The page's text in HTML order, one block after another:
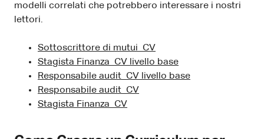
modelli correlati che potrebbero interessare i nostri
lettori.
Sottoscrittore di mutui CV
Stagista Finanza CV livello base
Responsabile audit CV livello base
Responsabile audit CV
Stagista Finanza CV